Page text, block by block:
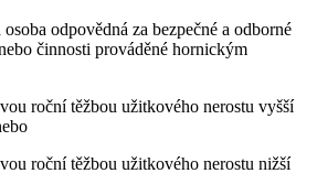
odpovědná za bezpečné a odborné
činnosti prováděné hornickým
roční těžbou užitkového nerostu vyšší
roční těžbou užitkového nerostu nižší